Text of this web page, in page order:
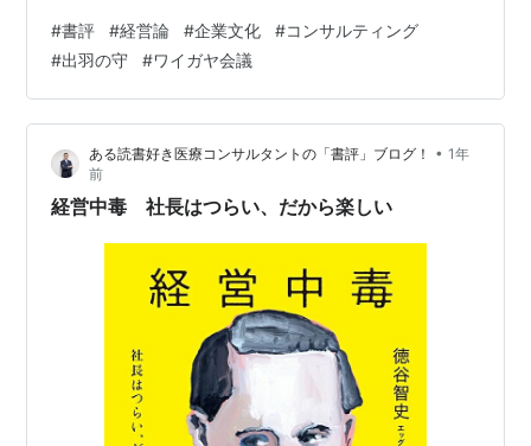
語られる。 「出羽の守」思考の危険性 ギリギリの努力＝
嘘の延長線？ リーダーの”耳の壁”が組織を曇らせる ワイ
ガヤ会議の落とし穴：「How」への短絡 決められない症
例：「木を見て森を見ず」 現場の声と全社最適のバラン
ス 「半沢直樹」的な自己奉仕バイアス 理想の自分とのギ
ャップに気づく力 キ…
#書評 #経営論 #企業文化 #コンサルティング
#出羽の守 #ワイガヤ会議
ある読書好き医療コンサルタントの「書評」ブログ！ • 1年
前
経営中毒 社長はつらい、だから楽しい